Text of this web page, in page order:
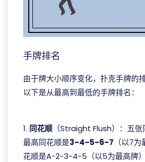
手牌排名
由于牌大小顺序变化，扑克手牌的
以下是从最高到最低的手牌排名：
1. 同花顺 （Straight Flush）：五张
最高同花顺是3-4-5-6-7 （以7
花顺是A-2-3-4-5（以5为最高牌）